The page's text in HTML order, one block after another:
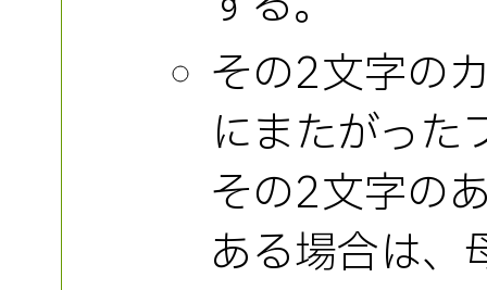
その2文字の
にまたがった
その2文字の
ある場合は